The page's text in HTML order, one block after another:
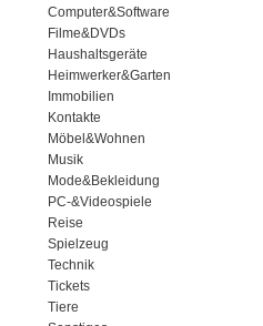
Computer&Software
Filme&DVDs
Haushaltsgeräte
Heimwerker&Garten
Immobilien
Kontakte
Möbel&Wohnen
Musik
Mode&Bekleidung
PC-&Videospiele
Reise
Spielzeug
Technik
Tickets
Tiere